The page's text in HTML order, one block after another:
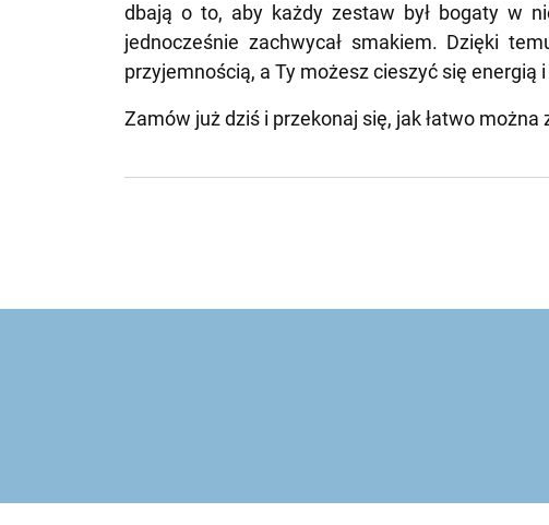
dbają o to, aby każdy zestaw był bogaty w
jednocześnie zachwycał smakiem. Dzięki
przyjemnością, a Ty możesz cieszyć się
Zamów już dziś i przekonaj się, jak łatwo można